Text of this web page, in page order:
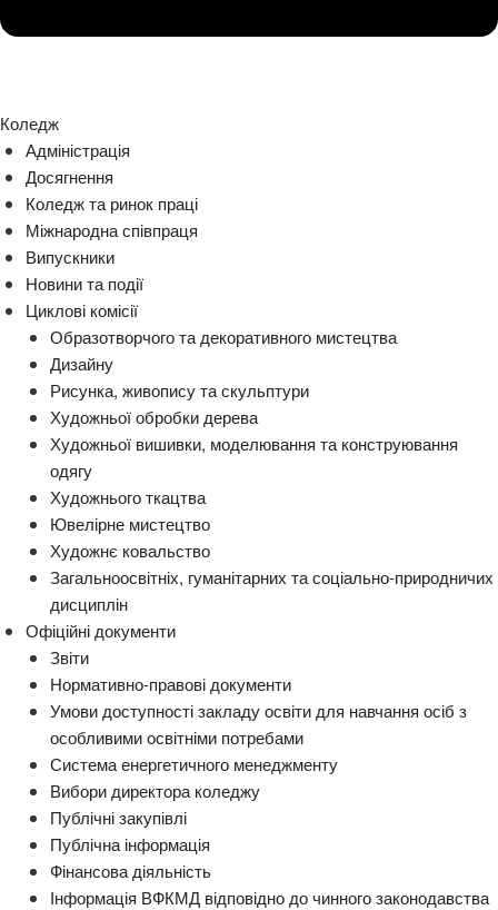
Коледж
Адміністрація
Досягнення
Коледж та ринок праці
Міжнародна співпраця
Випускники
Новини та події
Циклові комісії
Образотворчого та декоративного мистецтва
Дизайну
Рисунка, живопису та скульптури
Художньої обробки дерева
Художньої вишивки, моделювання та конструювання
одягу
Художнього ткацтва
Ювелірне мистецтво
Художнє ковальство
Загальноосвітніх, гуманітарних та соціально-природничих
дисциплін
Офіційні документи
Звіти
Нормативно-правові документи
Умови доступності закладу освіти для навчання осіб з
особливими освітніми потребами
Система енергетичного менеджменту
Вибори директора коледжу
Публічні закупівлі
Публічна інформація
Фінансова діяльність
Інформація ВФКМД відповідно до чинного законодавства